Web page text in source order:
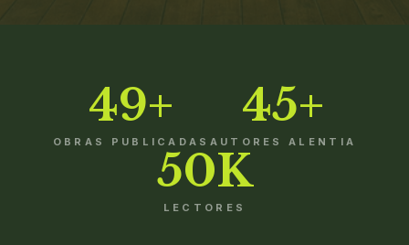
49+
OBRAS PUBLICADAS
45+
AUTORES ALENTIA
50K
LECTORES